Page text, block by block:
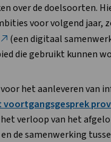
over de doelsoorten.
voor volgend jaar,
(een digitaal
die gebruikt kunnen
het aanleveren van
verloop van het
de samenwerking